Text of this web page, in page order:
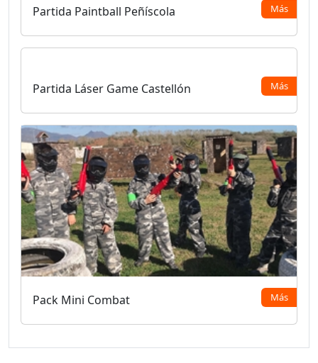
Partida Paintball Peñíscola Más
Partida Láser Game Castellón Más
Pack Mini Combat Más